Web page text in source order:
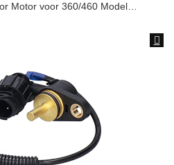
Motor voor 360/460 Model…